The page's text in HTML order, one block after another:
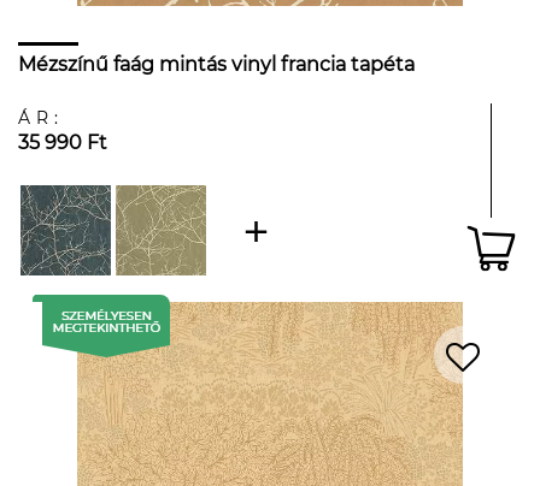
Mézszínű faág mintás vinyl francia tapéta
ÁR:
35 990 Ft